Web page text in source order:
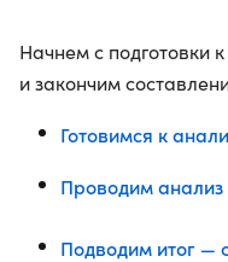
Начнем с подготовки
и закончим
Готовимся к
Проводим
Подводим итог —